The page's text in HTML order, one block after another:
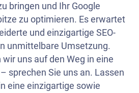
bringen und Ihr Google
zu optimieren. Es erwartet
und einzigartige SEO-
unmittelbare Umsetzung.
uns auf den Weg in eine
sprechen Sie uns an. Lassen
eine einzigartige sowie